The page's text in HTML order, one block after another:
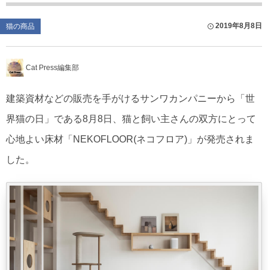
猫の商品 2019年8月8日
Cat Press編集部
建築資材などの販売を手がけるサンワカンパニーから「世
界猫の日」である8月8日、猫と飼い主さんの双方にとって
心地よい床材「NEKOFLOOR(ネコフロア)」が発売されま
した。